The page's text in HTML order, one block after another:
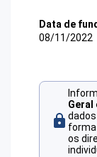
Data de
08/11/2022
Geral
os